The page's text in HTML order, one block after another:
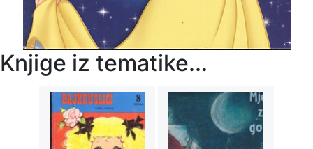
Knjige iz tematike...